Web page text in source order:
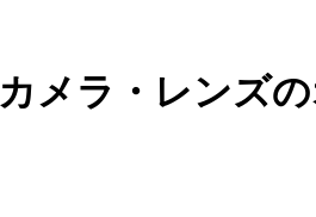
カメラ・レンズ